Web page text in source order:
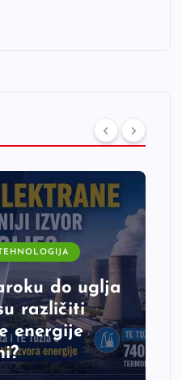
do uglja
različiti
energije